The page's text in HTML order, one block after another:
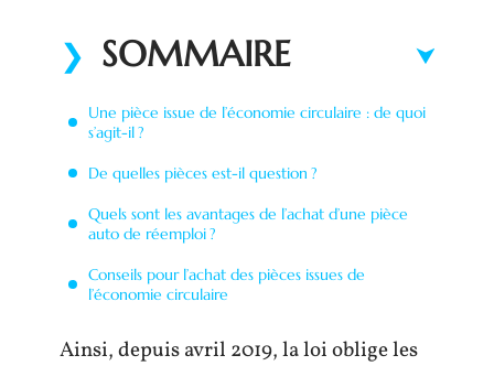
SOMMAIRE
Une pièce issue de l’économie circulaire : de quoi
s’agit-il ?
De quelles pièces est-il question ?
Quels sont les avantages de l’achat d’une pièce
auto de réemploi ?
Conseils pour l’achat des pièces issues de
l’économie circulaire
Ainsi, depuis avril 2019, la loi oblige les